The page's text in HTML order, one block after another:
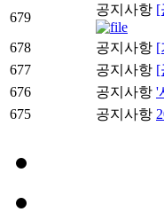
679
공지사항 [
678 공지사항 [
677
공지사항 [
676
공지사항 '
675
공지사항